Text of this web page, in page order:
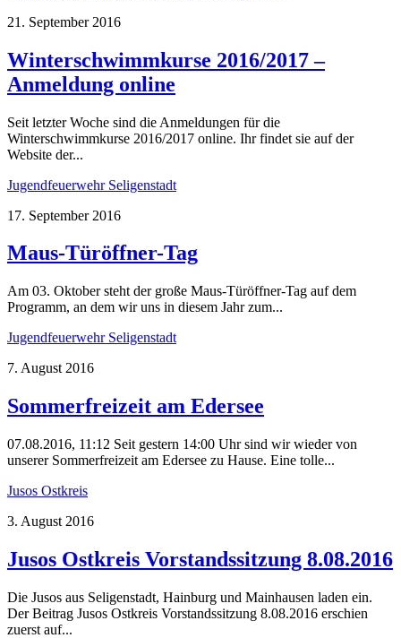
21. September 2016
Winterschwimmkurse 2016/2017 –
Anmeldung online
Seit letzter Woche sind die Anmeldungen für die
Winterschwimmkurse 2016/2017 online. Ihr findet sie auf der
Website der...
Jugendfeuerwehr Seligenstadt
17. September 2016
Maus-Türöffner-Tag
Am 03. Oktober steht der große Maus-Türöffner-Tag auf dem
Programm, an dem wir uns in diesem Jahr zum...
Jugendfeuerwehr Seligenstadt
7. August 2016
Sommerfreizeit am Edersee
07.08.2016, 11:12 Seit gestern 14:00 Uhr sind wir wieder von
unserer Sommerfreizeit am Edersee zu Hause. Eine tolle...
Jusos Ostkreis
3. August 2016
Jusos Ostkreis Vorstandssitzung 8.08.2016
Die Jusos aus Seligenstadt, Hainburg und Mainhausen laden ein.
Der Beitrag Jusos Ostkreis Vorstandssitzung 8.08.2016 erschien
zuerst auf...